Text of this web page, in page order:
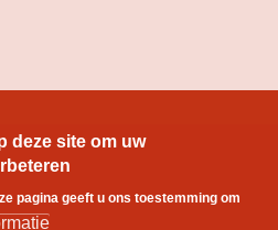
Stichting Lokale
deze site om uw
pagina geeft u ons toestemming om